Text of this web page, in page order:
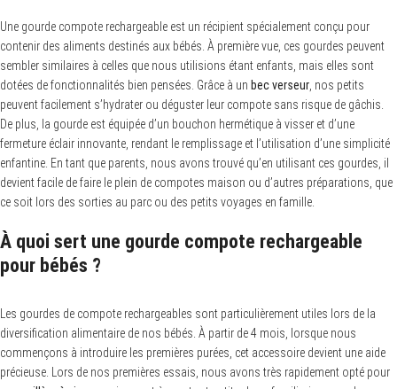
Une gourde compote rechargeable est un récipient spécialement conçu pour
contenir des aliments destinés aux bébés. À première vue, ces gourdes peuvent
sembler similaires à celles que nous utilisions étant enfants, mais elles sont
dotées de fonctionnalités bien pensées. Grâce à un bec verseur , nos petits
peuvent facilement s’hydrater ou déguster leur compote sans risque de gâchis.
De plus, la gourde est équipée d’un bouchon hermétique à visser et d’une
fermeture éclair innovante, rendant le remplissage et l’utilisation d’une simplicité
enfantine. En tant que parents, nous avons trouvé qu’en utilisant ces gourdes, il
devient facile de faire le plein de compotes maison ou d’autres préparations, que
ce soit lors des sorties au parc ou des petits voyages en famille.
À quoi sert une gourde compote rechargeable
pour bébés ?
Les gourdes de compote rechargeables sont particulièrement utiles lors de la
diversification alimentaire de nos bébés. À partir de 4 mois, lorsque nous
commençons à introduire les premières purées, cet accessoire devient une aide
précieuse. Lors de nos premières essais, nous avons très rapidement opté pour